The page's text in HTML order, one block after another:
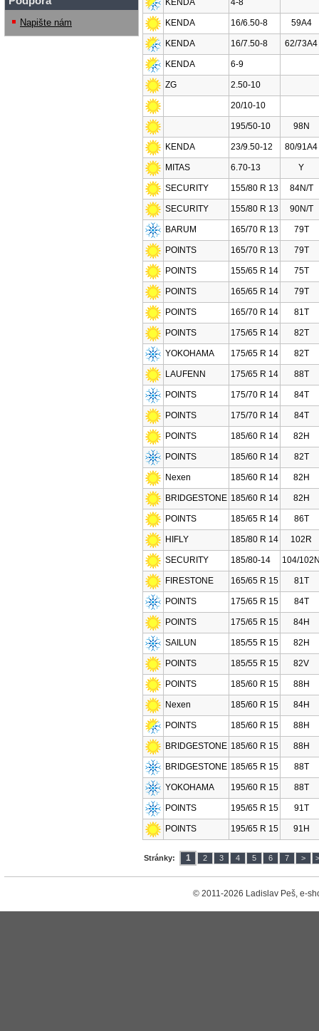
Napište nám
KENDA 4-8
KENDA 16/6.50-8 59A4
KENDA 16/7.50-8 62/73A4
KENDA 6-9
ZG 2.50-10
20/10-10
195/50-10 98N
KENDA 23/9.50-12 80/91A4
MITAS 6.70-13 Y
SECURITY 155/80 R 13 84N/T
SECURITY 155/80 R 13 90N/T
BARUM 165/70 R 13 79T
POINTS 165/70 R 13 79T
POINTS 155/65 R 14 75T
POINTS 165/65 R 14 79T
POINTS 165/70 R 14 81T
POINTS 175/65 R 14 82T
YOKOHAMA 175/65 R 14 82T
LAUFENN 175/65 R 14 88T
POINTS 175/70 R 14 84T
POINTS 175/70 R 14 84T
POINTS 185/60 R 14 82H
POINTS 185/60 R 14 82T
Nexen 185/60 R 14 82H
BRIDGESTONE 185/60 R 14 82H
POINTS 185/65 R 14 86T
HIFLY 185/80 R 14 102R
SECURITY 185/80-14 104/
FIRESTONE 165/65 R 15 81T
POINTS 175/65 R 15 84T
POINTS 175/65 R 15 84H
SAILUN 185/55 R 15 82H
POINTS 185/55 R 15 82V
POINTS 185/60 R 15 88H
Nexen 185/60 R 15 84H
POINTS 185/60 R 15 88H
BRIDGESTONE 185/60 R 15 88H
BRIDGESTONE 185/65 R 15 88T
YOKOHAMA 195/60 R 15 88T
POINTS 195/65 R 15 91T
POINTS 195/65 R 15 91H
Stránky: 1 2 3 4 5 6 7 >
© 2011-2026 Ladislav Peš, e-